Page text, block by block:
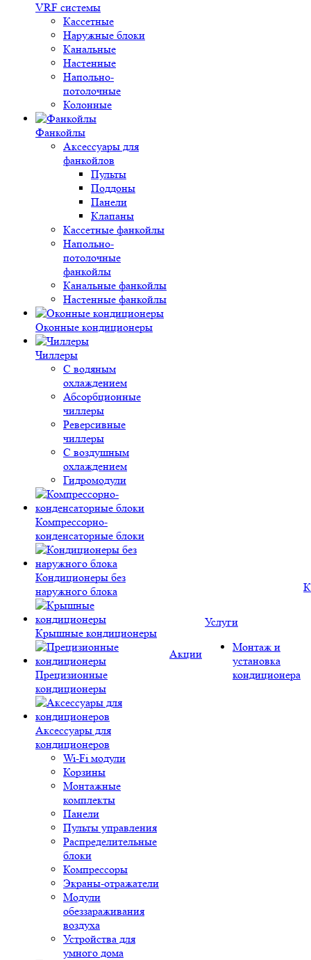
VRF системы
Кассетные
Наружные блоки
Канальные
Настенные
Напольно-
потолочные
Колонные
Фанкойлы
Аксессуары для
фанкойлов
Пульты
Поддоны
Панели
Клапаны
Кассетные фанкойлы
Напольно-
потолочные
фанкойлы
Канальные фанкойлы
Настенные фанкойлы
Оконные кондиционеры
Чиллеры
С водяным
охлаждением
Абсорбционные
чиллеры
Реверсивные
чиллеры
С воздушным
охлаждением
Гидромодули
Компрессорно-
конденсаторные блоки
Кондиционеры без
наружного блока
Крышные кондиционеры
Прецизионные
кондиционеры
Аксессуары для
кондиционеров
Wi-Fi модули
Корзины
Монтажные
комплекты
Панели
Пульты управления
Распределительные
блоки
Компрессоры
Экраны-отражатели
Модули
обеззараживания
воздуха
Устройства для
умного дома
Акции
Услуги
Монтаж и
установка
кондиционера